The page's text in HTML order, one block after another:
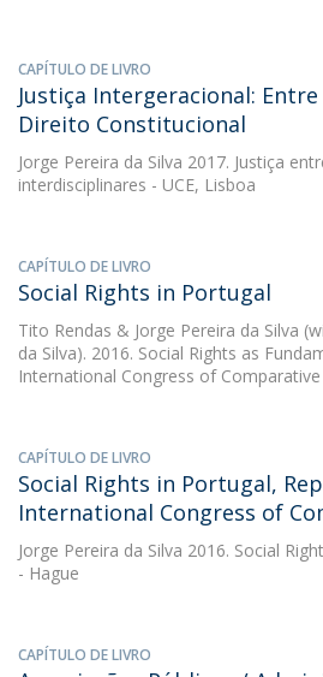
CAPÍTULO DE LIVRO
Justiça Intergeracional:
Direito Constitucional
Jorge Pereira da Silva 2017. Justiça
interdisciplinares - UCE, Lisboa
CAPÍTULO DE LIVRO
Social Rights in Portugal
Tito Rendas & Jorge Pereira da Silva
da Silva). 2016. Social Rights as
International Congress of
CAPÍTULO DE LIVRO
Social Rights in Portugal,
International Congress of
Jorge Pereira da Silva 2016. Social
- Hague
CAPÍTULO DE LIVRO